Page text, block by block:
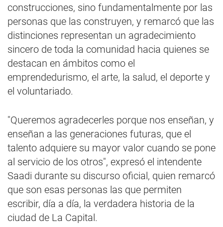
construcciones, sino fundamentalmente por las
personas que las construyen, y remarcó que las
distinciones representan un agradecimiento
sincero de toda la comunidad hacia quienes se
destacan en ámbitos como el
emprendedurismo, el arte, la salud, el deporte y
el voluntariado.
"Queremos agradecerles porque nos enseñan, y
enseñan a las generaciones futuras, que el
talento adquiere su mayor valor cuando se pone
al servicio de los otros", expresó el intendente
Saadi durante su discurso oficial, quien remarcó
que son esas personas las que permiten
escribir, día a día, la verdadera historia de la
ciudad de La Capital.